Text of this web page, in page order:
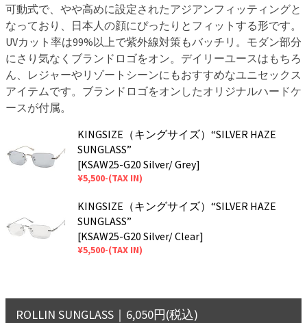
可動式で、やや高めに設定されたアジアンフィッティングと
なっており、日本人の顔にぴったりとフィットする形です。
UVカット率は99%以上で紫外線対策もバッチリ。モダン部分
にさり気なくブランドロゴをオン。デイリーユースはもちろ
ん、レジャーやリゾートシーンにもおすすめなユニセックス
アイテムです。ブランドロゴをオンしたオリジナルハードケ
ースが付属。
KINGSIZE（キングサイズ）“SILVER HAZE
SUNGLASS”
[KSAW25-G20 Silver/ Grey]
¥5,500-(TAX IN)
KINGSIZE（キングサイズ）“SILVER HAZE
SUNGLASS”
[KSAW25-G20 Silver/ Clear]
¥5,500-(TAX IN)
ROLLIN SUNGLASS｜6,050円(税込)